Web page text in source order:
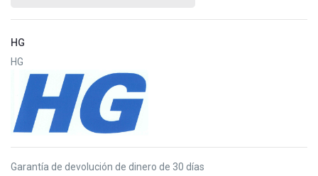
HG
HG
Garantía de devolución de dinero de 30 días